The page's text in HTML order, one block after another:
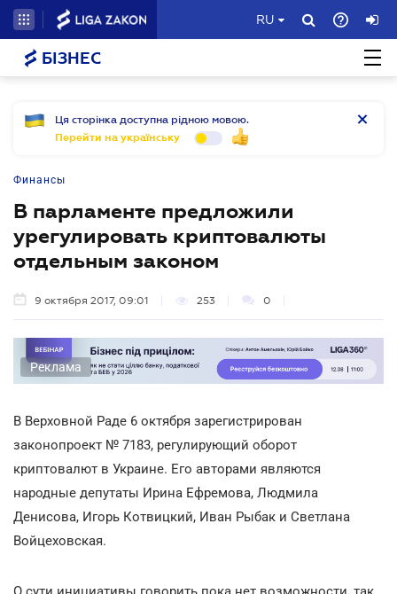
RU
БІЗНЕС
Ця сторінка доступна рідною мовою.
Перейти на українську
Финансы
В парламенте предложили
урегулировать криптовалюты
отдельным законом
9 октября 2017, 09:01 253 0
Реклама
В Верховной Раде 6 октября зарегистрирован
законопроект № 7183, регулирующий оборот
криптовалют в Украине. Его авторами являются
народные депутаты Ирина Ефремова, Людмила
Денисова, Игорь Котвицкий, Иван Рыбак и Светлана
Войцеховская.